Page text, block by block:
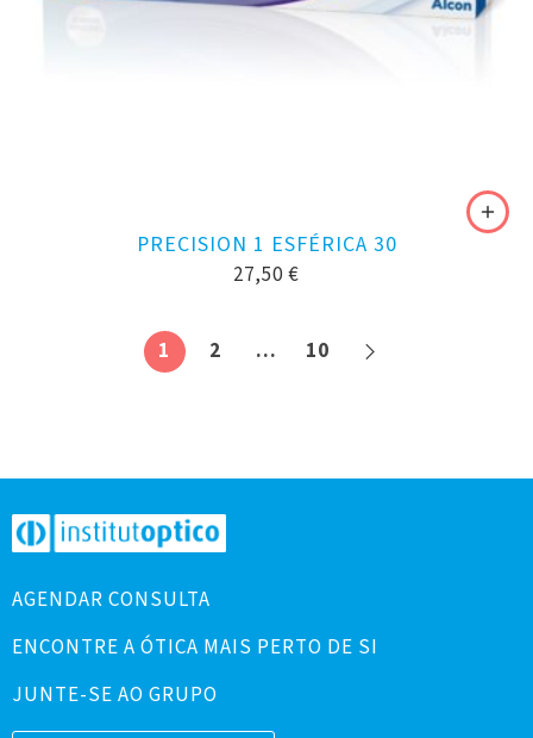
PRECISION 1 ESFÉRICA 30
27,50 €
1 2 … 10
AGENDAR CONSULTA
ENCONTRE A ÓTICA MAIS PERTO DE SI
JUNTE-SE AO GRUPO